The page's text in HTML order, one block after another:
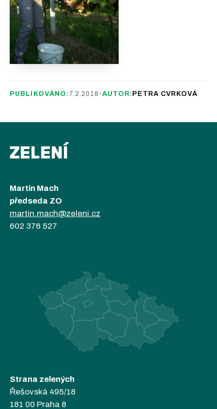
PUBLIKOVÁNO: 7.2.2018 • AUTOR: PETRA CVRKOVÁ
ZELENÍ
Martin Mach
předseda ZO
martin.mach@zeleni.cz
602 376 527
Strana zelených
Řešovská 495/18
181 00 Praha 8